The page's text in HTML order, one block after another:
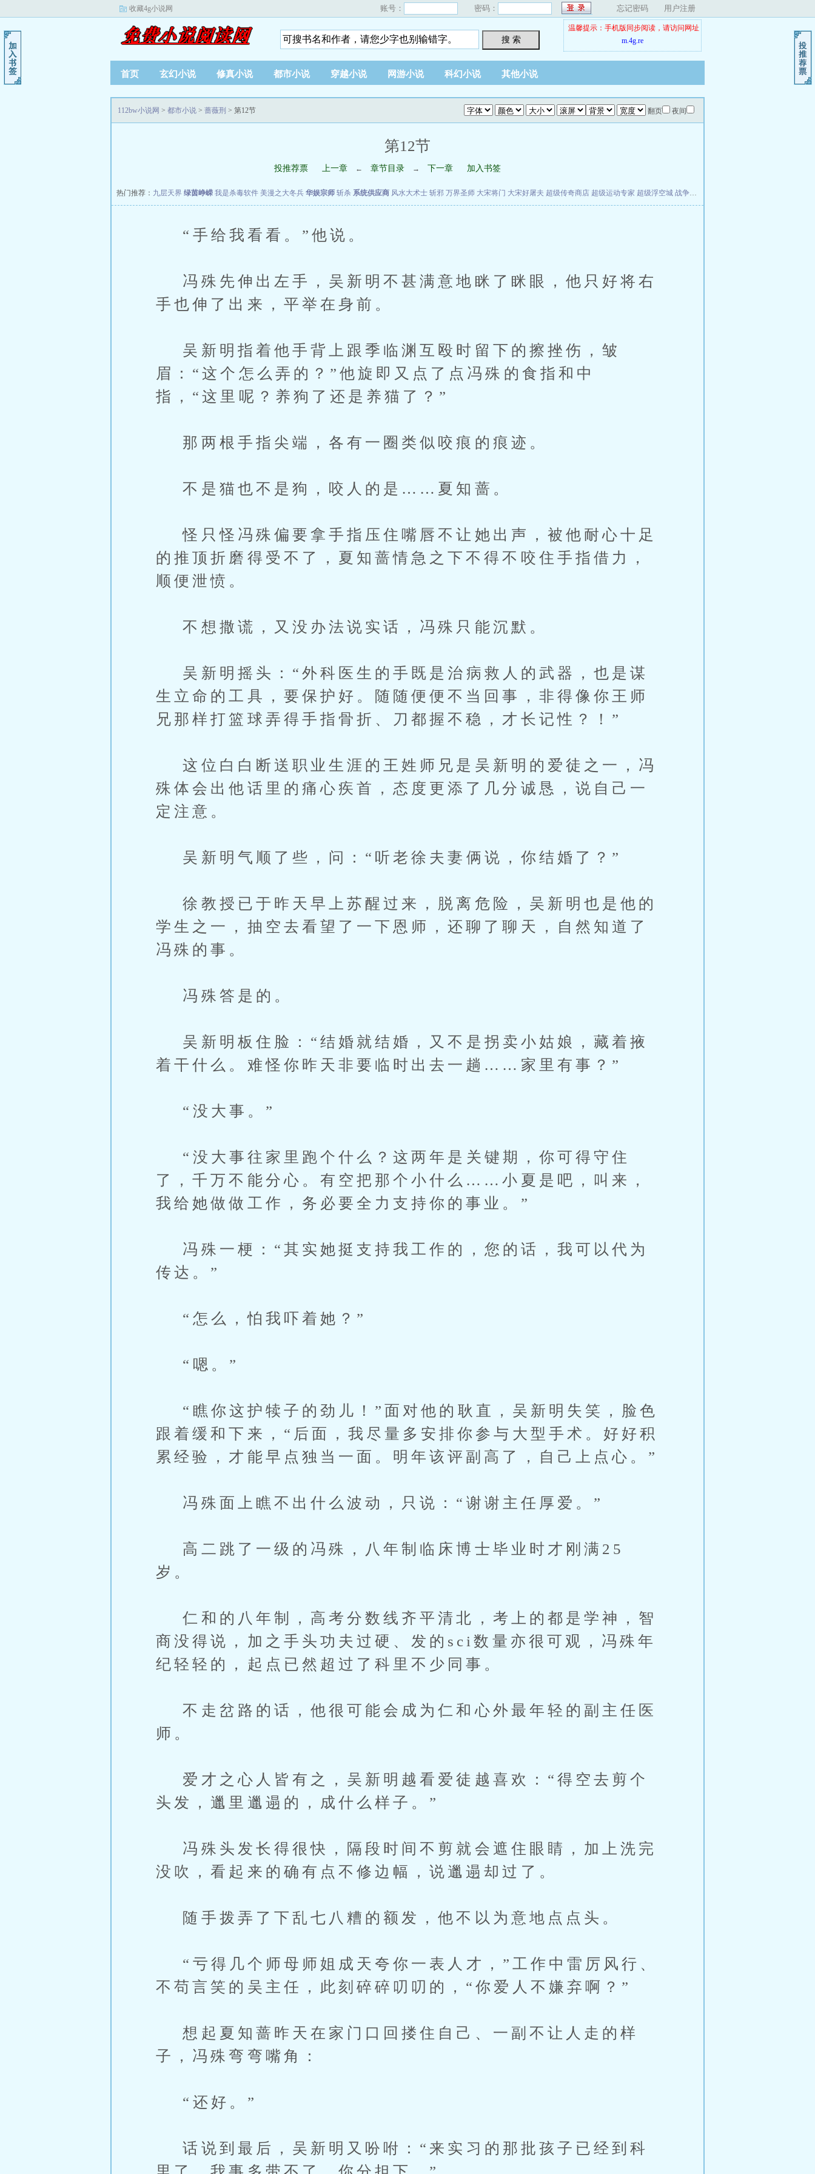
收藏4g小说网 账号： 密码： 忘记密码 用户注册
搜 索
温馨提示：手机版同步阅读，请访问网址
m.4g.re
首页 玄幻小说 修真小说 都市小说 穿越小说 网游小说 科幻小说 其他小说
翻页 夜间
112bw小说网 > 都市小说 > 蔷薇刑 > 第12节
第12节
投推荐票 上一章 ← 章节目录 → 下一章 加入书签
热门推荐： 九层天界 绿茵峥嵘 我是杀毒软件 美漫之大冬兵 华娱宗师 斩杀 系统供应商 风水大术士 斩邪 万界圣师 大宋将门 大宋好屠夫 超级传奇商店 超级运动专家 超级浮空城 战争天堂
“手给我看看。”他说。
冯殊先伸出左手，吴新明不甚满意地眯了眯眼，他只好将右
手也伸了出来，平举在身前。
吴新明指着他手背上跟季临渊互殴时留下的擦挫伤，皱
眉：“这个怎么弄的？”他旋即又点了点冯殊的食指和中
指，“这里呢？养狗了还是养猫了？”
那两根手指尖端，各有一圈类似咬痕的痕迹。
不是猫也不是狗，咬人的是……夏知蔷。
怪只怪冯殊偏要拿手指压住嘴唇不让她出声，被他耐心十足
的推顶折磨得受不了，夏知蔷情急之下不得不咬住手指借力，
顺便泄愤。
不想撒谎，又没办法说实话，冯殊只能沉默。
吴新明摇头：“外科医生的手既是治病救人的武器，也是谋
生立命的工具，要保护好。随随便便不当回事，非得像你王师
兄那样打篮球弄得手指骨折、刀都握不稳，才长记性？！”
这位白白断送职业生涯的王姓师兄是吴新明的爱徒之一，冯
殊体会出他话里的痛心疾首，态度更添了几分诚恳，说自己一
定注意。
吴新明气顺了些，问：“听老徐夫妻俩说，你结婚了？”
徐教授已于昨天早上苏醒过来，脱离危险，吴新明也是他的
学生之一，抽空去看望了一下恩师，还聊了聊天，自然知道了
冯殊的事。
冯殊答是的。
吴新明板住脸：“结婚就结婚，又不是拐卖小姑娘，藏着掖
着干什么。难怪你昨天非要临时出去一趟……家里有事？”
“没大事。”
“没大事往家里跑个什么？这两年是关键期，你可得守住
了，千万不能分心。有空把那个小什么……小夏是吧，叫来，
我给她做做工作，务必要全力支持你的事业。”
冯殊一梗：“其实她挺支持我工作的，您的话，我可以代为
传达。”
“怎么，怕我吓着她？”
“嗯。”
“瞧你这护犊子的劲儿！”面对他的耿直，吴新明失笑，脸色
跟着缓和下来，“后面，我尽量多安排你参与大型手术。好好积
累经验，才能早点独当一面。明年该评副高了，自己上点心。”
冯殊面上瞧不出什么波动，只说：“谢谢主任厚爱。”
高二跳了一级的冯殊，八年制临床博士毕业时才刚满25
岁。
仁和的八年制，高考分数线齐平清北，考上的都是学神，智
商没得说，加之手头功夫过硬、发的sci数量亦很可观，冯殊年
纪轻轻的，起点已然超过了科里不少同事。
不走岔路的话，他很可能会成为仁和心外最年轻的副主任医
师。
爱才之心人皆有之，吴新明越看爱徒越喜欢：“得空去剪个
头发，邋里邋遢的，成什么样子。”
冯殊头发长得很快，隔段时间不剪就会遮住眼睛，加上洗完
没吹，看起来的确有点不修边幅，说邋遢却过了。
随手拨弄了下乱七八糟的额发，他不以为意地点点头。
“亏得几个师母师姐成天夸你一表人才，”工作中雷厉风行、
不苟言笑的吴主任，此刻碎碎叨叨的，“你爱人不嫌弃啊？”
想起夏知蔷昨天在家门口回搂住自己、一副不让人走的样
子，冯殊弯弯嘴角：
“还好。”
话说到最后，吴新明又吩咐：“来实习的那批孩子已经到科